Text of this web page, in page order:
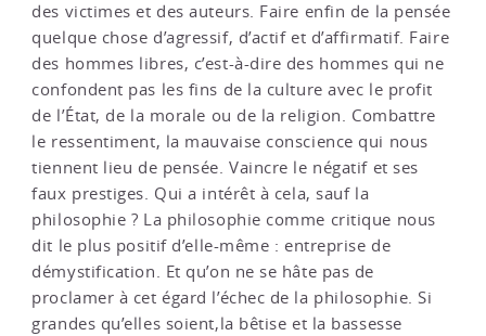
des victimes et des auteurs. Faire enfin de la pensée
quelque chose d’agressif, d’actif et d’affirmatif. Faire
des hommes libres, c’est-à-dire des hommes qui ne
confondent pas les fins de la culture avec le profit
de l’État, de la morale ou de la religion. Combattre
le ressentiment, la mauvaise conscience qui nous
tiennent lieu de pensée. Vaincre le négatif et ses
faux prestiges. Qui a intérêt à cela, sauf la
philosophie ? La philosophie comme critique nous
dit le plus positif d’elle-même : entreprise de
démystification. Et qu’on ne se hâte pas de
proclamer à cet égard l’échec de la philosophie. Si
grandes qu’elles soient,la bêtise et la bassesse